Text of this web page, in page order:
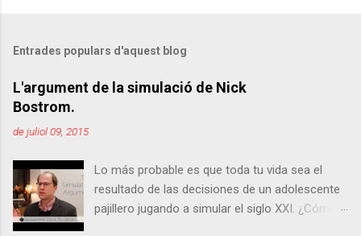
n
t
a
i
s
Entrades populars d'aquest blog
L'argument de la simulació de Nick
Bostrom.
de juliol 09, 2015
Lo más probable es que toda tu vida sea el
resultado de las decisiones de un adolescente
pajillero jugando a simular el siglo XXI. ¿Cómo